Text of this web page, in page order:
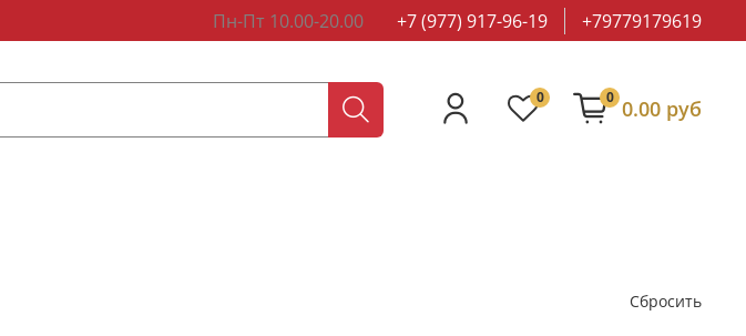
Пн-Пт 10.00-20.00 +7 (977) 917-96-19 +79779179619
0 0 0.00 руб
Сбросить